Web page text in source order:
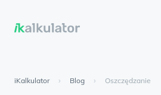
iKalkulator › Blog › Oszczędzanie